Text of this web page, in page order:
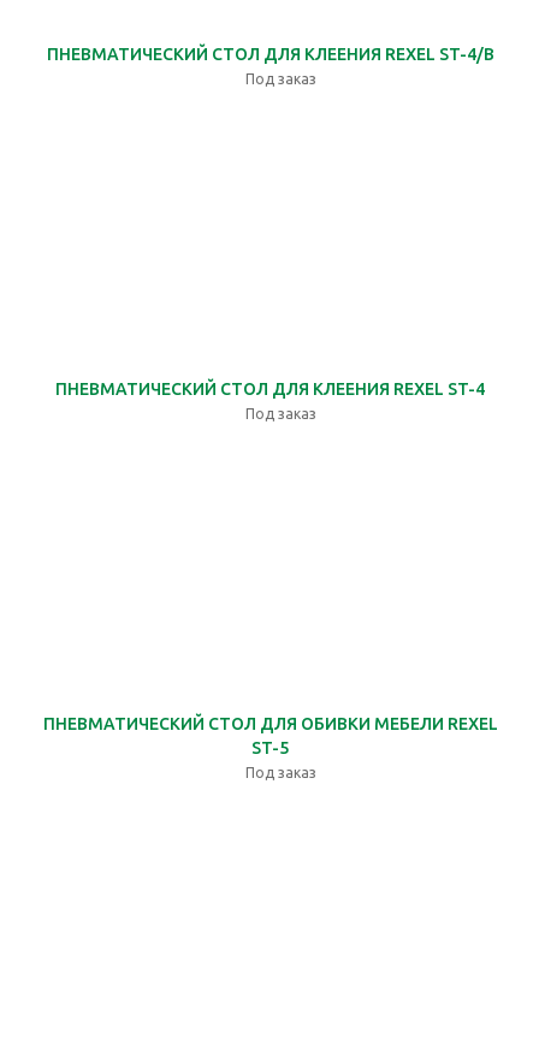
ПНЕВМАТИЧЕСКИЙ СТОЛ ДЛЯ КЛЕЕНИЯ REXEL ST-4/B
Под заказ
ПНЕВМАТИЧЕСКИЙ СТОЛ ДЛЯ КЛЕЕНИЯ REXEL ST-4
Под заказ
ПНЕВМАТИЧЕСКИЙ СТОЛ ДЛЯ ОБИВКИ МЕБЕЛИ REXEL
ST-5
Под заказ